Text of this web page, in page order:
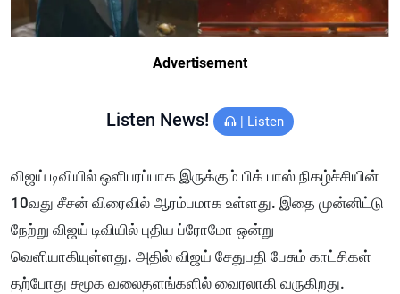
Advertisement
Listen News! | Listen
விஜய் டிவியில் ஒளிபரப்பாக இருக்கும் பிக் பாஸ் நிகழ்ச்சியின்
10வது சீசன் விரைவில் ஆரம்பமாக உள்ளது. இதை முன்னிட்டு
நேற்று விஜய் டிவியில் புதிய ப்ரோமோ ஒன்று
வெளியாகியுள்ளது. அதில் விஜய் சேதுபதி பேசும் காட்சிகள்
தற்போது சமூக வலைதளங்களில் வைரலாகி வருகிறது.